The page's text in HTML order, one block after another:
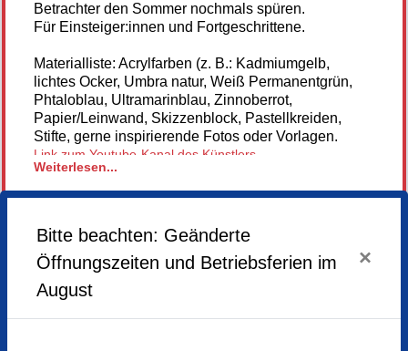
Betrachter den Sommer nochmals spüren.
Für Einsteiger:innen und Fortgeschrittene.
Materialliste: Acrylfarben (z. B.: Kadmiumgelb,
lichtes Ocker, Umbra natur, Weiß Permanentgrün,
Phtaloblau, Ultramarinblau, Zinnoberrot,
Papier/Leinwand, Skizzenblock, Pastellkreiden,
Stifte, gerne inspirierende Fotos oder Vorlagen.
Link zum Youtube-Kanal des Künstlers
Weiterlesen...
Bitte beachten: Geänderte
Öffnungszeiten und Betriebsferien im
August
×